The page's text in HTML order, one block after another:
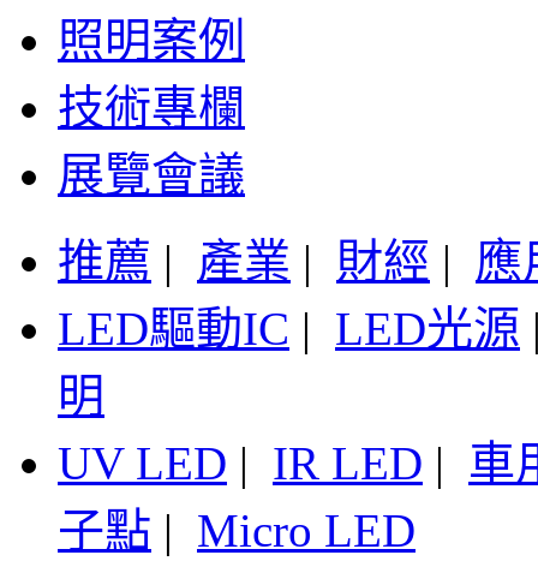
照明案例
技術專欄
展覽會議
推薦 | 產業 | 財經 | 應
LED驅動IC | LED光源
明
UV LED | IR LED | 車
子點 | Micro LED